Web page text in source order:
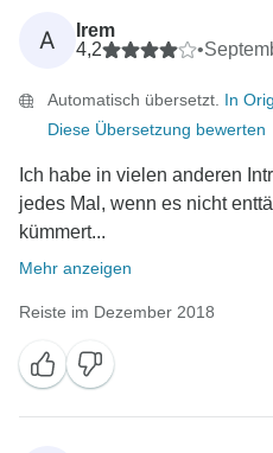
A
Irem
4,2
•
Automatisch übersetzt. In
Diese Übersetzung bewerten
Ich habe in vielen anderen
jedes Mal, wenn es nicht
kümmert...
Mehr anzeigen
Reiste im Dezember 2018